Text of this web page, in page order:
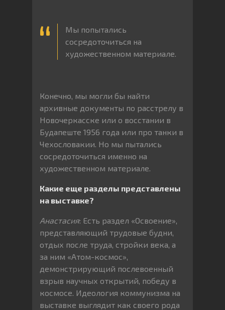
Мы попытались
сосредоточиться на
художественном материале.
Конечно, мы могли бы найти
архивные документы по расстрелу в
Новочеркасске или о восстании в
Будапеште 1956 года или про танки в
Чехословакии. Но мы пытались
сосредоточиться именно на
художественном материале.
Какие еще разделы представлены
на выставке?
Анастасия: Есть раздел «Освоение»,
представляющий трудовые будни,
отдых после труда, стройки века, а
за ним «Атом-космос»,
демонстрирующий послевоенный
взрыв научных открытий, победу в
космосе. Идеология коммунизма на
выставке выглядит как своего рода